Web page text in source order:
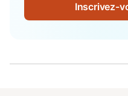
Inscrivez-